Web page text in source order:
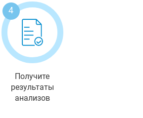
4
Получите
результаты
анализов